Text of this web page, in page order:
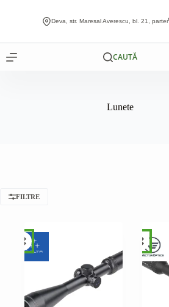
Deva, str. Maresal Averescu, bl. 21, parter
CAUTĂ
Lunete
FILTRE